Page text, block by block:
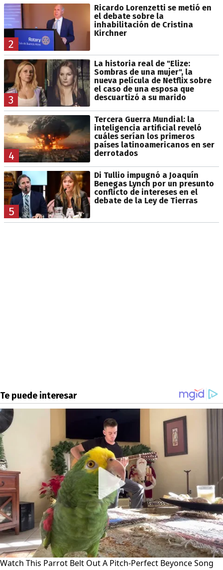
2
Ricardo Lorenzetti se metió en
el debate sobre la
inhabilitación de Cristina
Kirchner
3
La historia real de "Elize:
Sombras de una mujer", la
nueva película de Netflix sobre
el caso de una esposa que
descuartizó a su marido
4
Tercera Guerra Mundial: la
inteligencia artificial reveló
cuáles serían los primeros
países latinoamericanos en ser
derrotados
5
Di Tullio impugnó a Joaquín
Benegas Lynch por un presunto
conflicto de intereses en el
debate de la Ley de Tierras